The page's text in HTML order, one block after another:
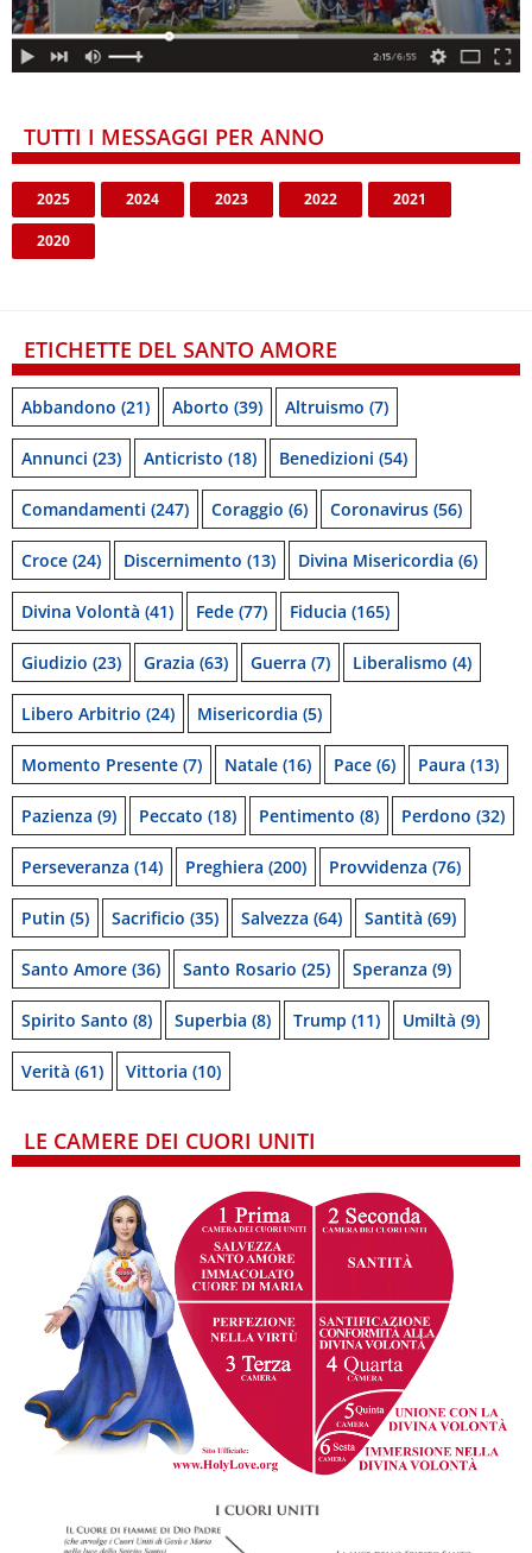
TUTTI I MESSAGGI PER ANNO
2025 2024 2023 2022 2021
2020
ETICHETTE DEL SANTO AMORE
Abbandono (21) Aborto (39) Altruismo (7)
Annunci (23) Anticristo (18) Benedizioni (54)
Comandamenti (247) Coraggio (6) Coronavirus (56)
Croce (24) Discernimento (13) Divina Misericordia (6)
Divina Volontà (41) Fede (77) Fiducia (165)
Giudizio (23) Grazia (63) Guerra (7) Liberalismo (4)
Libero Arbitrio (24) Misericordia (5)
Momento Presente (7) Natale (16) Pace (6) Paura (13)
Pazienza (9) Peccato (18) Pentimento (8) Perdono (32)
Perseveranza (14) Preghiera (200) Provvidenza (76)
Putin (5) Sacrificio (35) Salvezza (64) Santità (69)
Santo Amore (36) Santo Rosario (25) Speranza (9)
Spirito Santo (8) Superbia (8) Trump (11) Umiltà (9)
Verità (61) Vittoria (10)
LE CAMERE DEI CUORI UNITI